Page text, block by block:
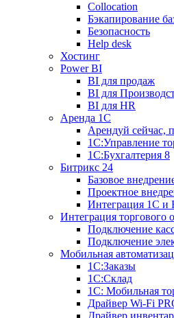
Collocation
Бэкапирование
Безопасность
Help desk
Хостинг
Power BI
BI для продаж
BI для
BI для HR
Аренда 1C
Арендуй сейчас,
1С:Управление
1С:Бухгалтерия 8
Битрикс 24
Базовое
Проектное
Интеграция 1С и
Интеграция торгового
Подключение
Подключение
Мобильная
1С:Заказы
1С:Склад
1С: Мобильная
Драйвер Wi-Fi
Драйвер